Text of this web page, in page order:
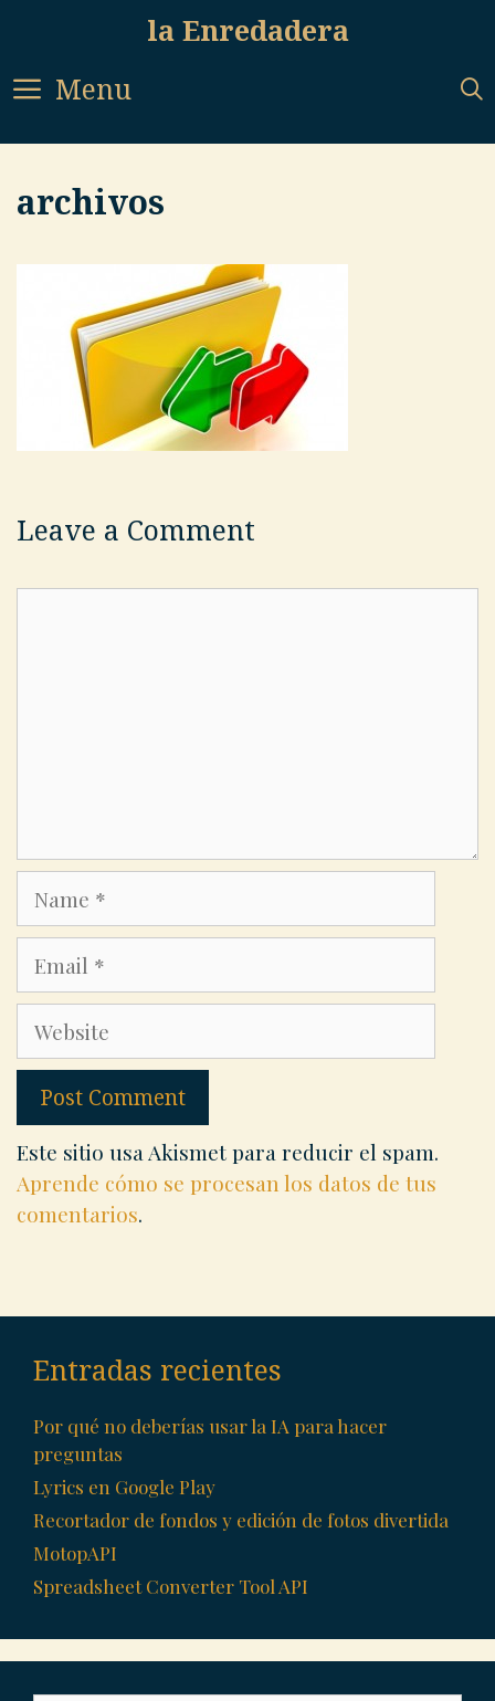
content
la Enredadera
Menu
archivos
Leave a Comment
Website
Este sitio usa Akismet para reducir el spam.
Aprende cómo se procesan los datos de tus
comentarios.
Entradas recientes
Por qué no deberías usar la IA para hacer
preguntas
Lyrics en Google Play
Recortador de fondos y edición de fotos divertida
MotopAPI
Spreadsheet Converter Tool API